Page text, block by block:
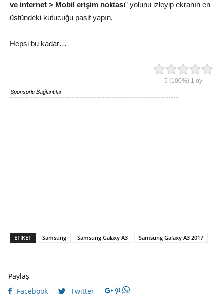
ve internet > Mobil erişim noktası” yolunu izleyip ekranın en
üstündeki kutucuğu pasif yapın.
Hepsi bu kadar…
5 (100%) 1 oy
Sponsorlu Bağlantılar
ETIKET Samsung Samsung Galaxy A3 Samsung Galaxy A3 2017
Paylaş
Facebook
Twitter